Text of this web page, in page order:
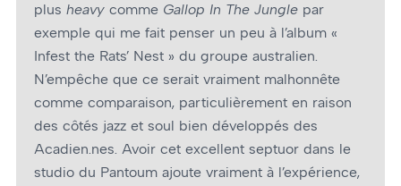
plus heavy comme Gallop In The Jungle par
exemple qui me fait penser un peu à l’album «
Infest the Rats’ Nest » du groupe australien.
N’empêche que ce serait vraiment malhonnête
comme comparaison, particulièrement en raison
des côtés jazz et soul bien développés des
Acadien.nes. Avoir cet excellent septuor dans le
studio du Pantoum ajoute vraiment à l’expérience,